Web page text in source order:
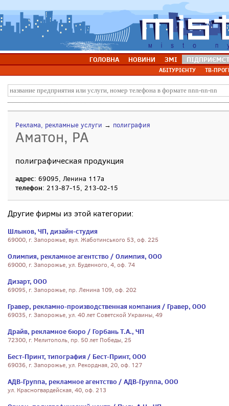
ГОЛОВНА НОВИНИ ЗМІ
АБІТУРІЄНТУ ТВ-
Реклама, рекламные услуги → полиграфия
Аматон, РА
полиграфическая продукция
адрес: 69095, Ленина 117а
телефон: 213-87-15, 213-02-15
Другие фирмы из этой категории:
Шлыков, ЧП, дизайн-студия
69000, г. Запорожье, вул. Жаботинського 53, оф. 225
Олимпия, рекламное агентство / Олимпия, ООО
69000, г. Запорожье, ул. Буденного, 4, оф. 74
Дизарт, ООО
69095, г. Запорожье, пр. Ленина 109, оф. 202
Гравер, рекламно-производственная компания / Гравер, ООО
69035, г. Запорожье, ул. 40 лет Советской Украины, 49
Драйв, рекламное бюро / Горбань Т.А., ЧП
72300, г. Мелитополь, пр. 50 лет Победы, 25
Бест-Принт, типография / Бест-Принт, ООО
69036, г. Запорожье, ул. Рекордная, 20, оф. 127
АДВ-Группа, рекламное агентство / АДВ-Группа, ООО
ул. Красногвардейская, 40, оф. 213